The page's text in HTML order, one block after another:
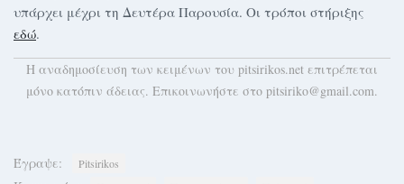
υπάρχει μέχρι τη Δευτέρα Παρουσία. Οι τρόποι στήριξης
εδώ.
H αναδημοσίευση των κειμένων του pitsirikos.net επιτρέπεται
μόνο κατόπιν άδειας. Επικοινωνήστε στο pitsiriko@gmail.com.
Έγραψε: Pitsirikos